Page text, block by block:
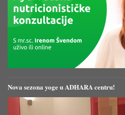
Nova sezona yoge u ADHARA centru!